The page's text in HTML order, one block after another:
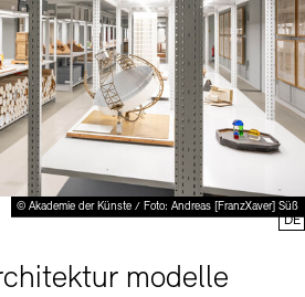
© Akademie der Künste / Foto: Andreas [FranzXaver] Süß
modelle
DE